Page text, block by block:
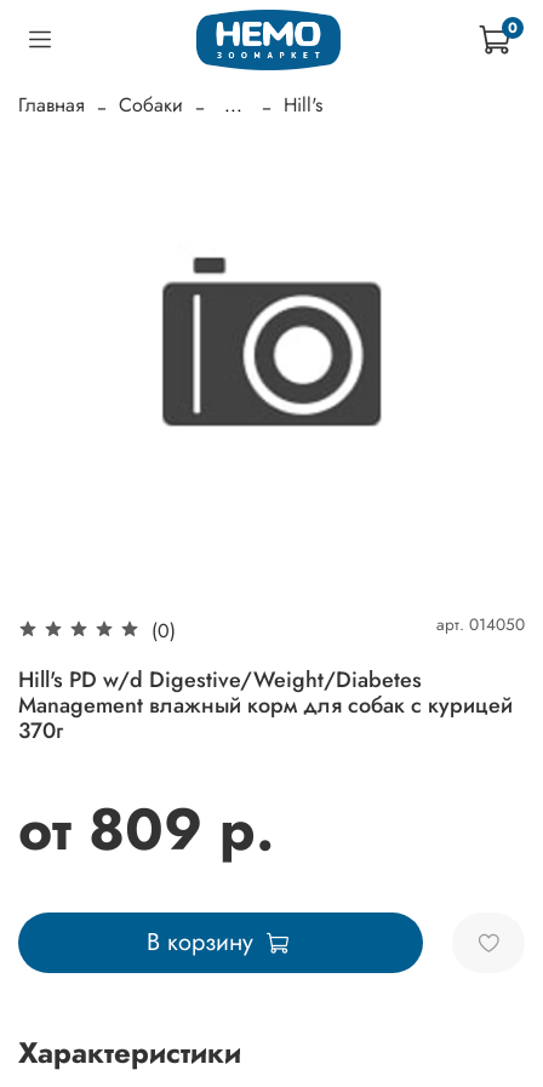
0
Главная Собаки ... Hill's
(0) арт. 014050
Hill's PD w/d Digestive/Weight/Diabetes
Management влажный корм для собак с курицей
370г
от 809 р.
В корзину
Характеристики